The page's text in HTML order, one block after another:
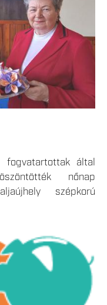
fogvatartottak által
nőnap
szépkorú